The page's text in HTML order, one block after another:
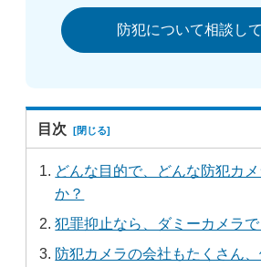
防犯について相談し
目次
どんな目的で、どんな防犯カ
か？
犯罪抑止なら、ダミーカメラで
防犯カメラの会社もたくさん